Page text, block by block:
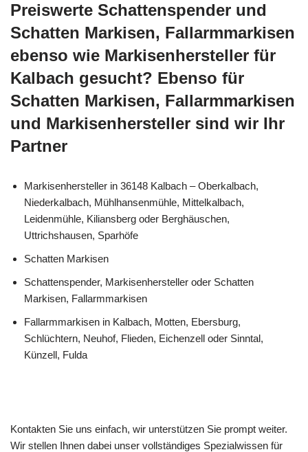
Preiswerte Schattenspender und
Schatten Markisen, Fallarmmarkisen
ebenso wie Markisenhersteller für
Kalbach gesucht? Ebenso für
Schatten Markisen, Fallarmmarkisen
und Markisenhersteller sind wir Ihr
Partner
Markisenhersteller in 36148 Kalbach – Oberkalbach,
Niederkalbach, Mühlhansenmühle, Mittelkalbach,
Leidenmühle, Kiliansberg oder Berghäuschen,
Uttrichshausen, Sparhöfe
Schatten Markisen
Schattenspender, Markisenhersteller oder Schatten
Markisen, Fallarmmarkisen
Fallarmmarkisen in Kalbach, Motten, Ebersburg,
Schlüchtern, Neuhof, Flieden, Eichenzell oder Sinntal,
Künzell, Fulda
Kontakten Sie uns einfach, wir unterstützen Sie prompt weiter.
Wir stellen Ihnen dabei unser vollständiges Spezialwissen für